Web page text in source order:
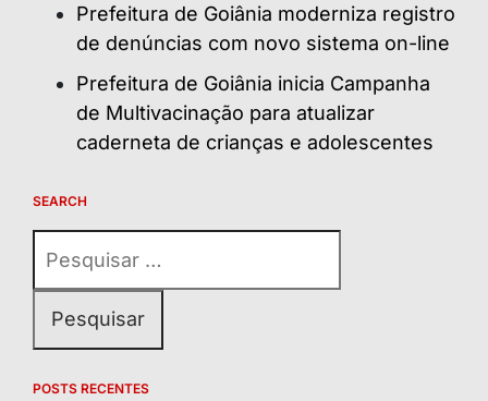
Prefeitura de Goiânia moderniza registro
de denúncias com novo sistema on-line
Prefeitura de Goiânia inicia Campanha
de Multivacinação para atualizar
caderneta de crianças e adolescentes
SEARCH
por:
POSTS RECENTES